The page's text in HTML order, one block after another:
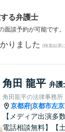
る弁護士
面談予約が可能です。
りました (検索結果
角田 龍平 弁護
角田龍平の法律事務所
京都府|京都市左
【メディア出演多
電話相談無料】【